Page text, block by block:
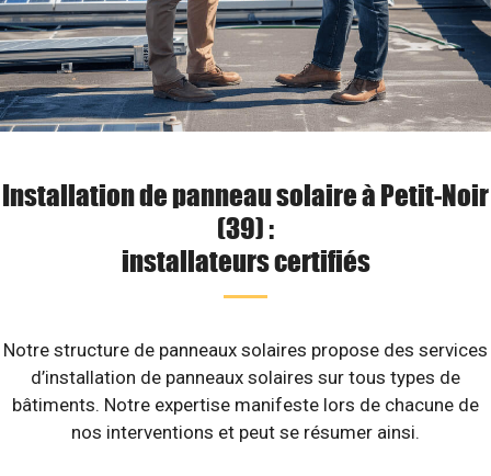
Installation de panneau solaire à Petit-Noir
(39) :
installateurs certifiés
Notre structure de panneaux solaires propose des services
d’installation de panneaux solaires sur tous types de
bâtiments. Notre expertise manifeste lors de chacune de
nos interventions et peut se résumer ainsi.